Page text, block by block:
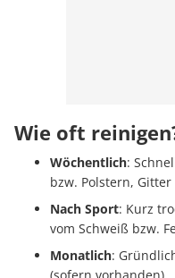
Wie oft
Wöchentlich:
bzw. Polstern,
Nach Sport: Kurz
vom Schweiß bzw.
Monatlich: